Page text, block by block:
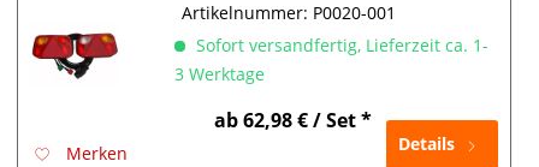
Sofort versandfertig, Lieferzeit ca. 1-
3 Werktage
Artikelnummer: P0020-001
ab 62,98 € / Set *
Merken Details